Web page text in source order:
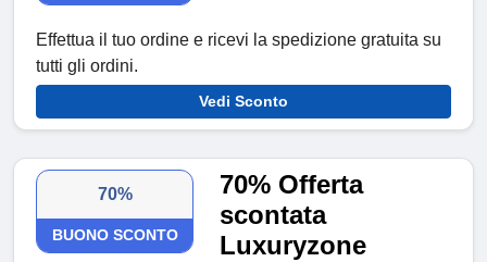
Effettua il tuo ordine e ricevi la spedizione gratuita su
tutti gli ordini.
Vedi Sconto
70%
BUONO SCONTO
70% Offerta
scontata
Luxuryzone